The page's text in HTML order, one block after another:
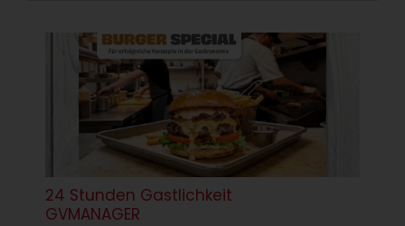
24 Stunden Gastlichkeit
GVMANAGER